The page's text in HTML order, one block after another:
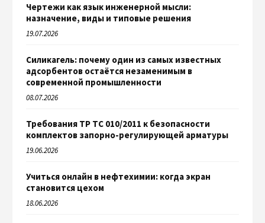
Чертежи как язык инженерной мысли:
назначение, виды и типовые решения
19.07.2026
Силикагель: почему один из самых известных
адсорбентов остаётся незаменимым в
современной промышленности
08.07.2026
Требования ТР ТС 010/2011 к безопасности
комплектов запорно-регулирующей арматуры
19.06.2026
Учиться онлайн в нефтехимии: когда экран
становится цехом
18.06.2026